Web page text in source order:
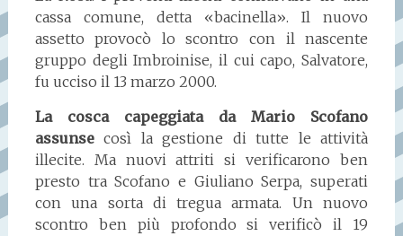
cassa comune, detta «bacinella». Il nuovo
assetto provocò lo scontro con il nascente
gruppo degli Imbroinise, il cui capo, Salvatore,
fu ucciso il 13 marzo 2000.
La cosca capeggiata da Mario Scofano
assunsecosì la gestione di tutte le attività
illecite. Ma nuovi attriti si verificarono ben
presto tra Scofano e Giuliano Serpa, superati
con una sorta di tregua armata. Un nuovo
scontro ben più profondo si verificò il 19